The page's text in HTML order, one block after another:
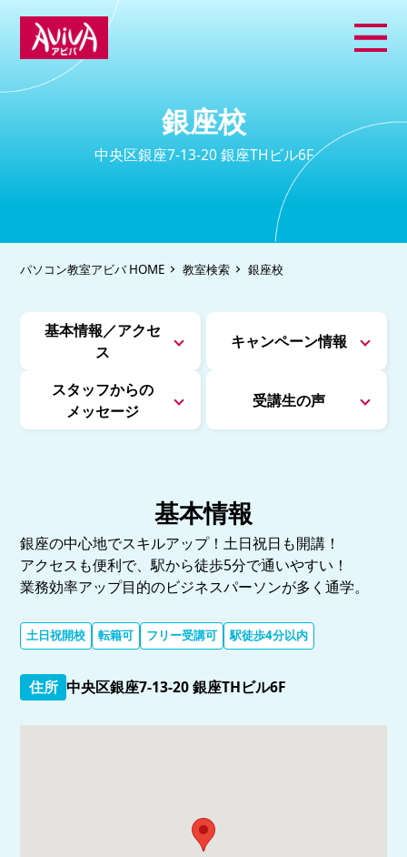
銀座校
中央区銀座7-13-20 銀座THビル6F
パソコン教室アビバ HOME 教室検索 銀座校
基本情報／アクセ
ス
キャンペーン情報
スタッフからの
メッセージ
受講生の声
基本情報
銀座の中心地でスキルアップ！土日祝日も開講！
アクセスも便利で、駅から徒歩5分で通いやすい！
業務効率アップ目的のビジネスパーソンが多く通学。
土日祝開校 転籍可 フリー受講可 駅徒歩4分以内
住所 中央区銀座7-13-20 銀座THビル6F